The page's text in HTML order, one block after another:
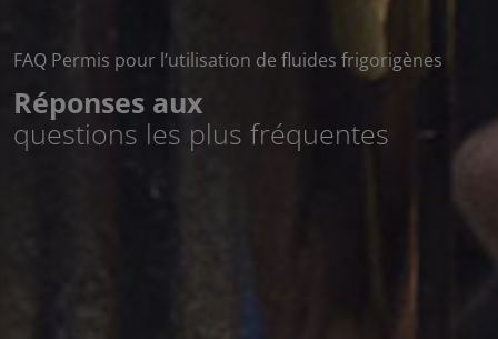
FAQ Permis pour l’utilisation de fluides frigorigènes
Réponses aux
questions les plus fréquentes